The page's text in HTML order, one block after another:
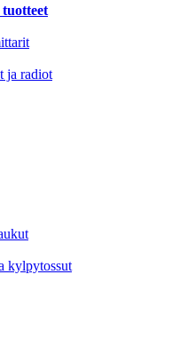
ja radiot
kylpytossut